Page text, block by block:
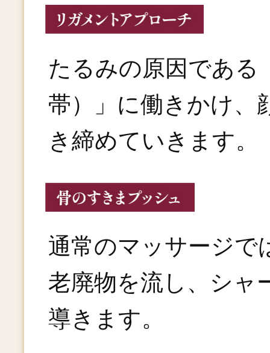
たるみの原因である
帯）」に働きかけ、
き締めていきます。
通常のマッサージで
老廃物を流し、シャ
導きます。